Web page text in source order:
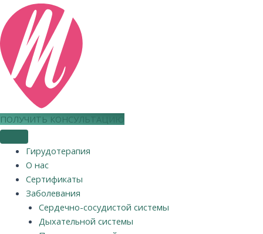
ПОЛУЧИТЬ КОНСУЛЬТАЦИЮ
Гирудотерапия
О нас
Сертификаты
Заболевания
Сердечно-сосудистой системы
Дыхательной системы